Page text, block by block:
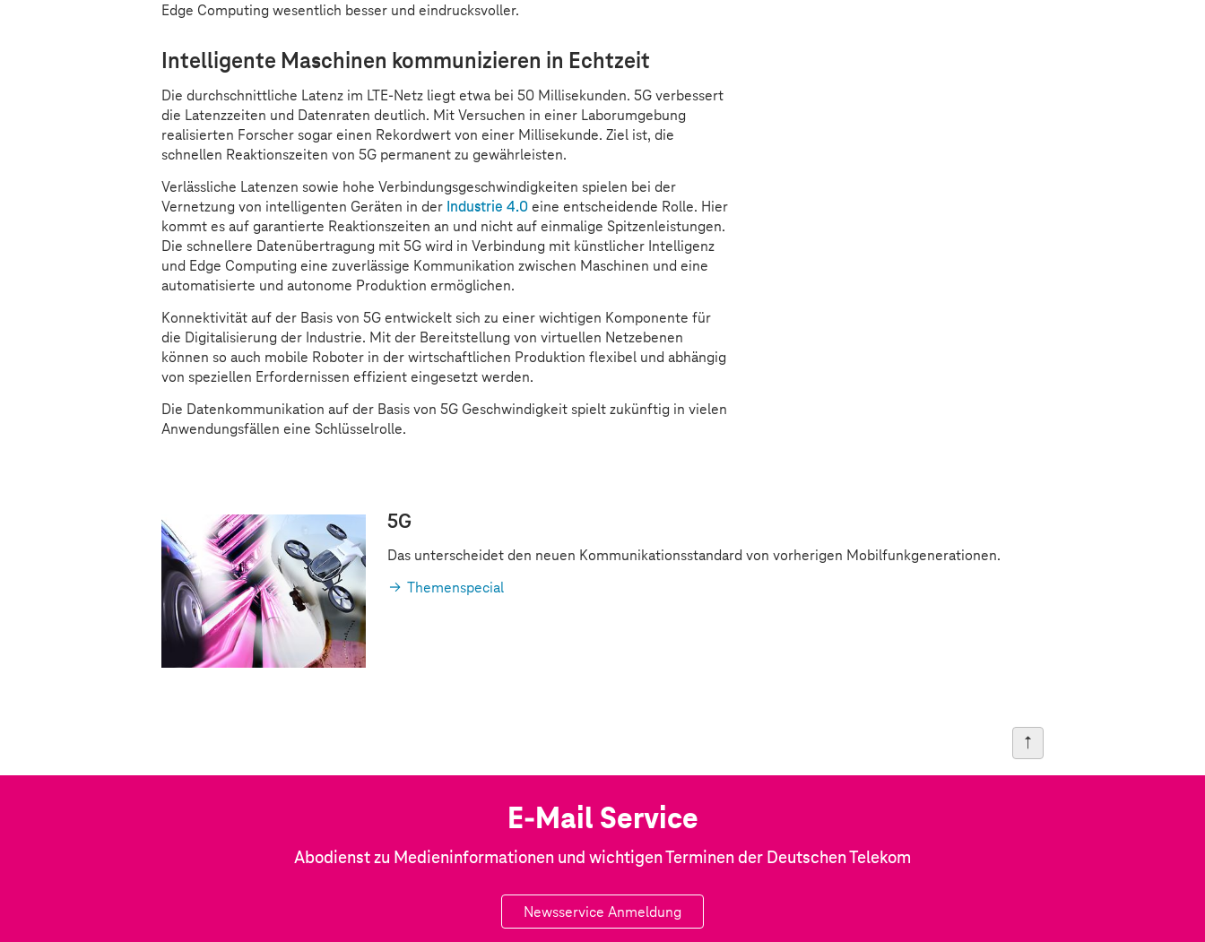
Edge Computing wesentlich besser und eindrucksvoller.
Intelligente Maschinen kommunizieren in Echtzeit
Die durchschnittliche Latenz im LTE-Netz liegt etwa bei 50 Millisekunden. 5G verbessert
die Latenzzeiten und Datenraten deutlich. Mit Versuchen in einer Laborumgebung
realisierten Forscher sogar einen Rekordwert von einer Millisekunde. Ziel ist, die
schnellen Reaktionszeiten von 5G permanent zu gewährleisten.
Verlässliche Latenzen sowie hohe Verbindungsgeschwindigkeiten spielen bei der
Vernetzung von intelligenten Geräten in der Industrie 4.0 eine entscheidende Rolle. Hier
kommt es auf garantierte Reaktionszeiten an und nicht auf einmalige Spitzenleistungen.
Die schnellere Datenübertragung mit 5G wird in Verbindung mit künstlicher Intelligenz
und Edge Computing eine zuverlässige Kommunikation zwischen Maschinen und eine
automatisierte und autonome Produktion ermöglichen.
Konnektivität auf der Basis von 5G entwickelt sich zu einer wichtigen Komponente für
die Digitalisierung der Industrie. Mit der Bereitstellung von virtuellen Netzebenen
können so auch mobile Roboter in der wirtschaftlichen Produktion flexibel und abhängig
von speziellen Erfordernissen effizient eingesetzt werden.
Die Datenkommunikation auf der Basis von 5G Geschwindigkeit spielt zukünftig in vielen
Anwendungsfällen eine Schlüsselrolle.
5G
Das unterscheidet den neuen Kommunikationsstandard von vorherigen Mobilfunkgenerationen.
Themenspecial
E-Mail Service
Abodienst zu Medieninformationen und wichtigen Terminen der Deutschen Telekom
Newsservice Anmeldung